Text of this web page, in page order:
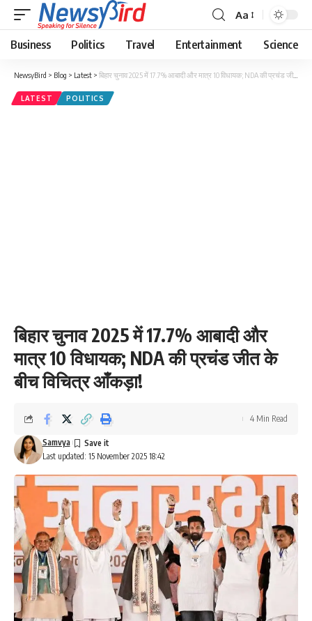
Aa
Business Politics Travel Entertainment Science
NewsyBird > Blog > Latest > बिहार चुनाव 2025 में 17.7% आबादी और मात्र 10 विधायक; NDA की प्रचंड जीत के बीच विचित्र आँकड़ा!
LATEST POLITICS
बिहार चुनाव 2025 में 17.7% आबादी और
मात्र 10 विधायक; NDA की प्रचंड जीत के
बीच विचित्र आँकड़ा!
Last updated: 15 November 2025 18:42
Samvya
4 Min Read